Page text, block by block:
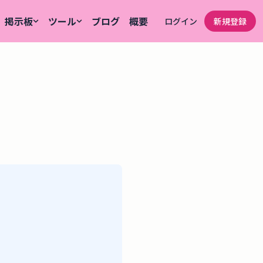
掲示板 ツール ブログ 概要 ログイン 新規登録